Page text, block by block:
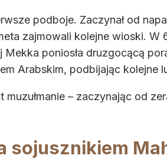
podboje. Zaczynał od
zajmowali kolejne wioski.
poniosła druzgocącą
Arabskim, podbijając kolejne
– zaczynając od
sojusznikiem